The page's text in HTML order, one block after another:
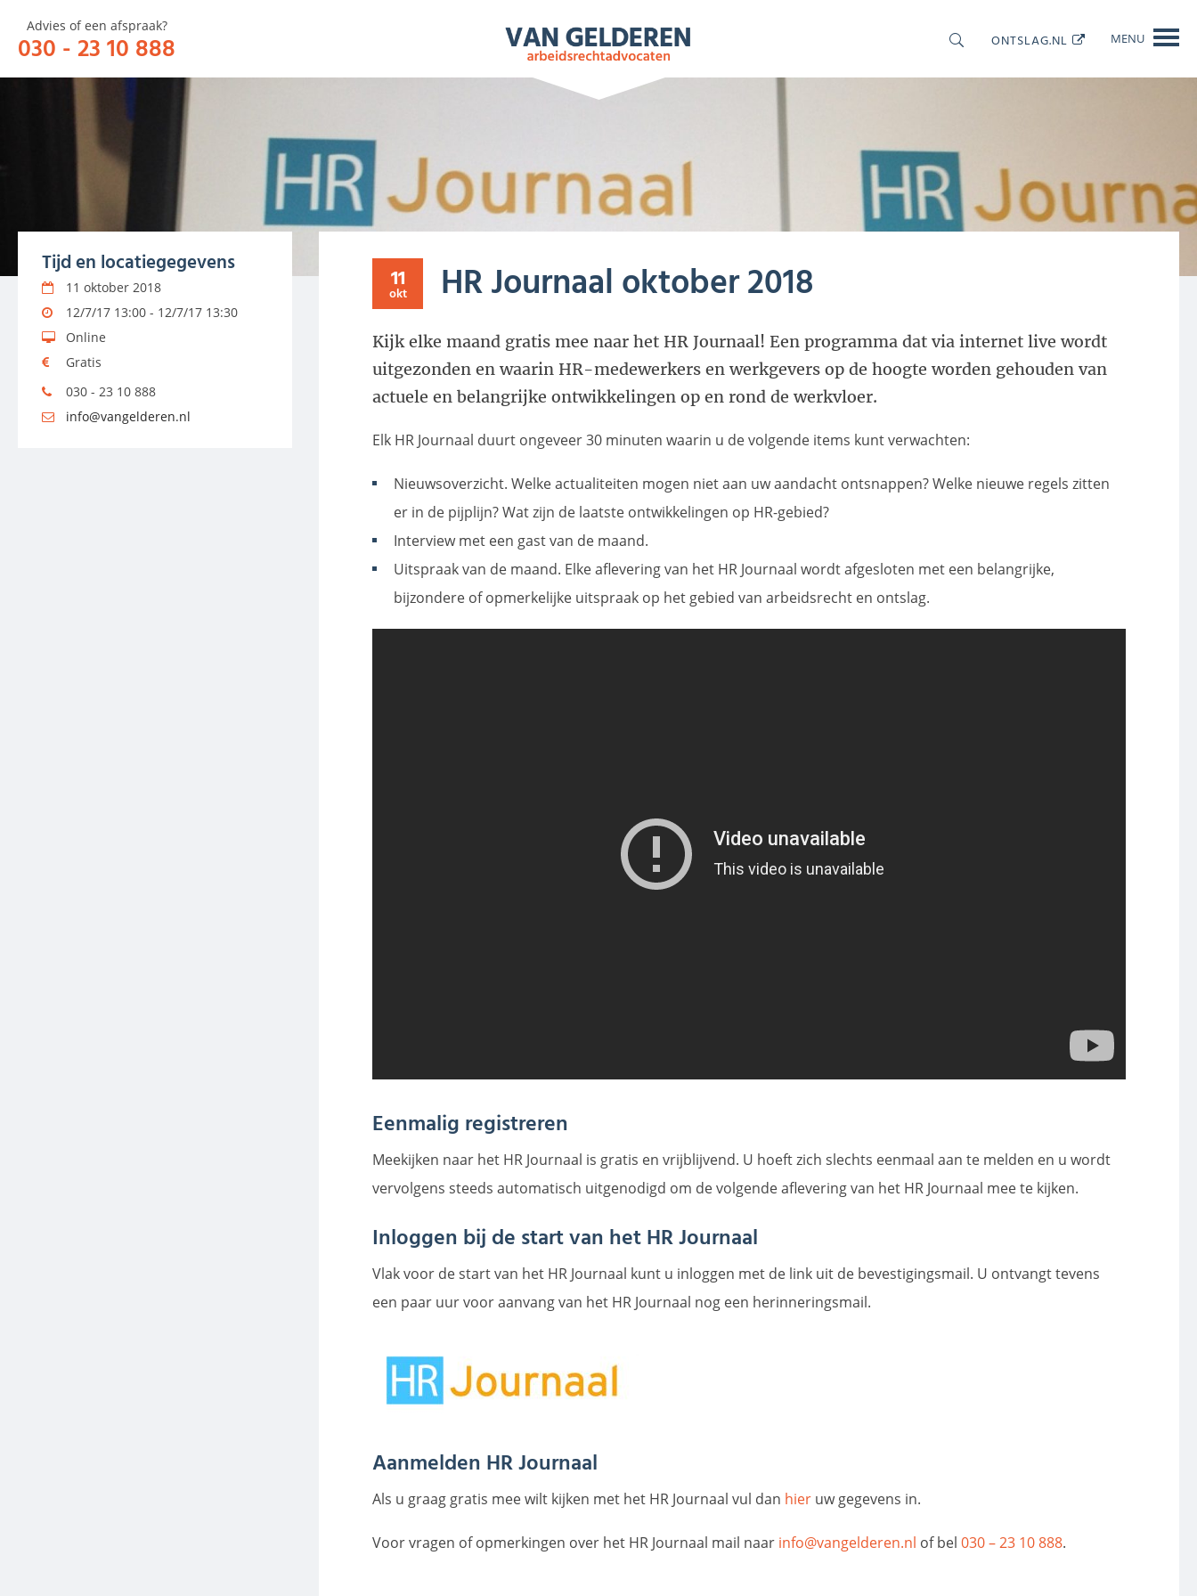
Advies of een afspraak?
030 - 23 10 888 MENU
ONTSLAG.NL
HOME OVER
11
okt HR Journaal oktober 2018
Kijk elke maand gratis mee naar het HR Journaal! Een programma dat via internet live wordt
uitgezonden en waarin HR-medewerkers en werkgevers op de hoogte worden gehouden van
actuele en belangrijke ontwikkelingen op en rond de werkvloer.
Elk HR Journaal duurt ongeveer 30 minuten waarin u de volgende items kunt verwachten:
Nieuwsoverzicht. Welke actualiteiten mogen niet aan uw aandacht ontsnappen? Welke nieuwe regels zitten
er in de pijplijn? Wat zijn de laatste ontwikkelingen op HR-gebied?
Interview met een gast van de maand.
Uitspraak van de maand. Elke aflevering van het HR Journaal wordt afgesloten met een belangrijke,
bijzondere of opmerkelijke uitspraak op het gebied van arbeidsrecht en ontslag.
Eenmalig registreren
Meekijken naar het HR Journaal is gratis en vrijblijvend. U hoeft zich slechts eenmaal aan te melden en u wordt
vervolgens steeds automatisch uitgenodigd om de volgende aflevering van het HR Journaal mee te kijken.
Inloggen bij de start van het HR Journaal
Vlak voor de start van het HR Journaal kunt u inloggen met de link uit de bevestigingsmail. U ontvangt tevens
een paar uur voor aanvang van het HR Journaal nog een herinneringsmail.
Aanmelden HR Journaal
Als u graag gratis mee wilt kijken met het HR Journaal vul dan hier uw gegevens in.
Voor vragen of opmerkingen over het HR Journaal mail naar info@vangelderen.nl of bel 030 – 23 10 888.
Tijd en locatiegegevens
11 oktober 2018
12/7/17 13:00 - 12/7/17 13:30
Online
Gratis
030 - 23 10 888
info@vangelderen.nl